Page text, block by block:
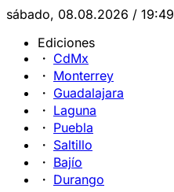
sábado, 08.08.2026 / 19:49
Ediciones
CdMx
Monterrey
Guadalajara
Laguna
Puebla
Saltillo
Bajío
Durango